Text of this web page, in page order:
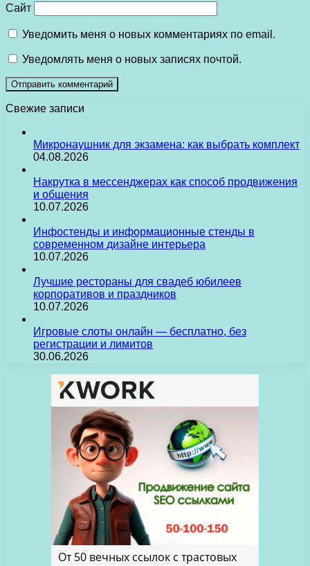
Сайт
Уведомить меня о новых комментариях по email.
Уведомлять меня о новых записях почтой.
Свежие записи
Микронаушник для экзамена: как выбрать комплект
04.08.2026
Накрутка в мессенджерах как способ продвижения
и общения
10.07.2026
Инфостенды и информационные стенды в
современном дизайне интерьера
10.07.2026
Лучшие рестораны для свадеб юбилеев
корпоративов и праздников
10.07.2026
Игровые слоты онлайн — бесплатно, без
регистрации и лимитов
30.06.2026